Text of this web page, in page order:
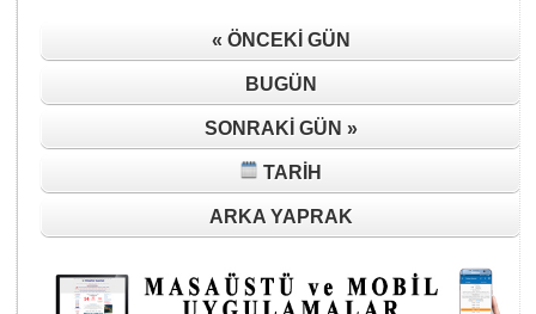
« ÖNCEKI GÜN
BUGÜN
SONRAKI GÜN »
TARIH
ARKA YAPRAK